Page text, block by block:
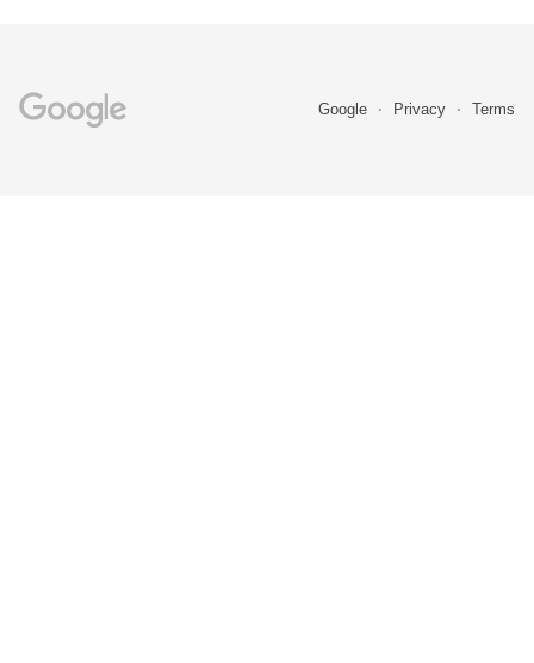
Google Privacy Terms